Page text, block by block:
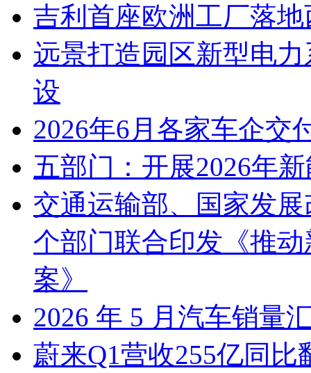
吉利首座欧洲工厂落
远景打造园区新型电
设
2026年6月各家车企交
五部门：开展2026年
交通运输部、国家发
个部门联合印发《推
案》
2026 年 5 月汽车销量
蔚来Q1营收255亿同